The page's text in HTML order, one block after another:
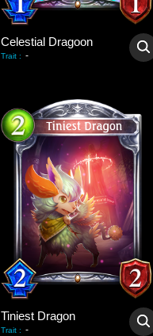
Celestial Dragoon
Trait : -
Tiniest Dragon
Trait : -